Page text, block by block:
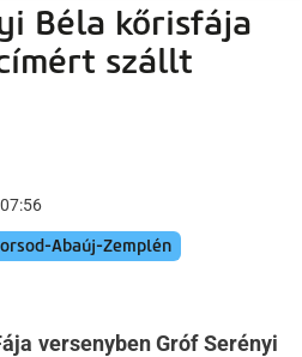
Béla kőrisfája
szállt
Abaúj-Zemplén
versenyben Gróf Serényi